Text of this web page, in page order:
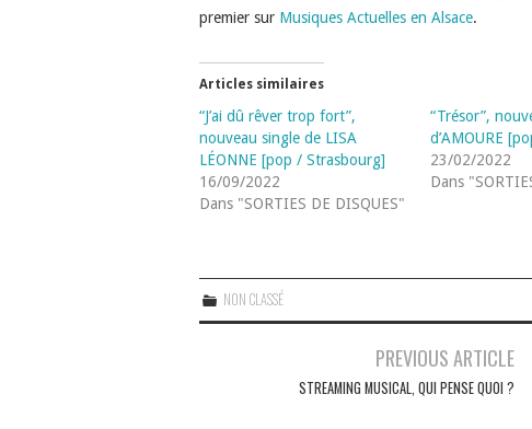
premier sur Musiques Actuelles en Alsace.
Articles similaires
“J’ai dû rêver trop fort”,
nouveau single de LISA
LÉONNE [pop / Strasbourg]
16/09/2022
Dans "SORTIES DE DISQUES"
“Trésor”,
d’AMOURE
23/02/2022
Dans
NON CLASSÉ
PREVIOUS ARTICLE
STREAMING MUSICAL, QUI PENSE QUOI ?